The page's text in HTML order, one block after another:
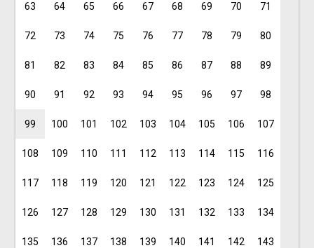
63 64 65 66 67 68 69 70 71
72 73 74 75 76 77 78 79 80
81 82 83 84 85 86 87 88 89
90 91 92 93 94 95 96 97 98
99 100 101 102 103 104 105 106 107
108 109 110 111 112 113 114 115 116
117 118 119 120 121 122 123 124 125
126 127 128 129 130 131 132 133 134
135 136 137 138 139 140 141 142 143